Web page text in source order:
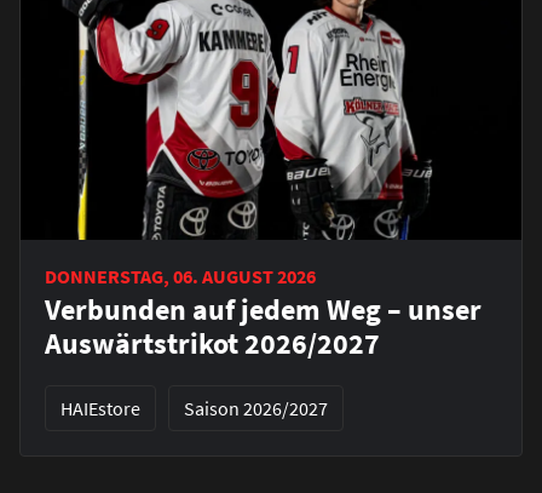
DONNERSTAG, 06. AUGUST 2026
Verbunden auf jedem Weg – unser
Auswärtstrikot 2026/2027
HAIEstore Saison 2026/2027